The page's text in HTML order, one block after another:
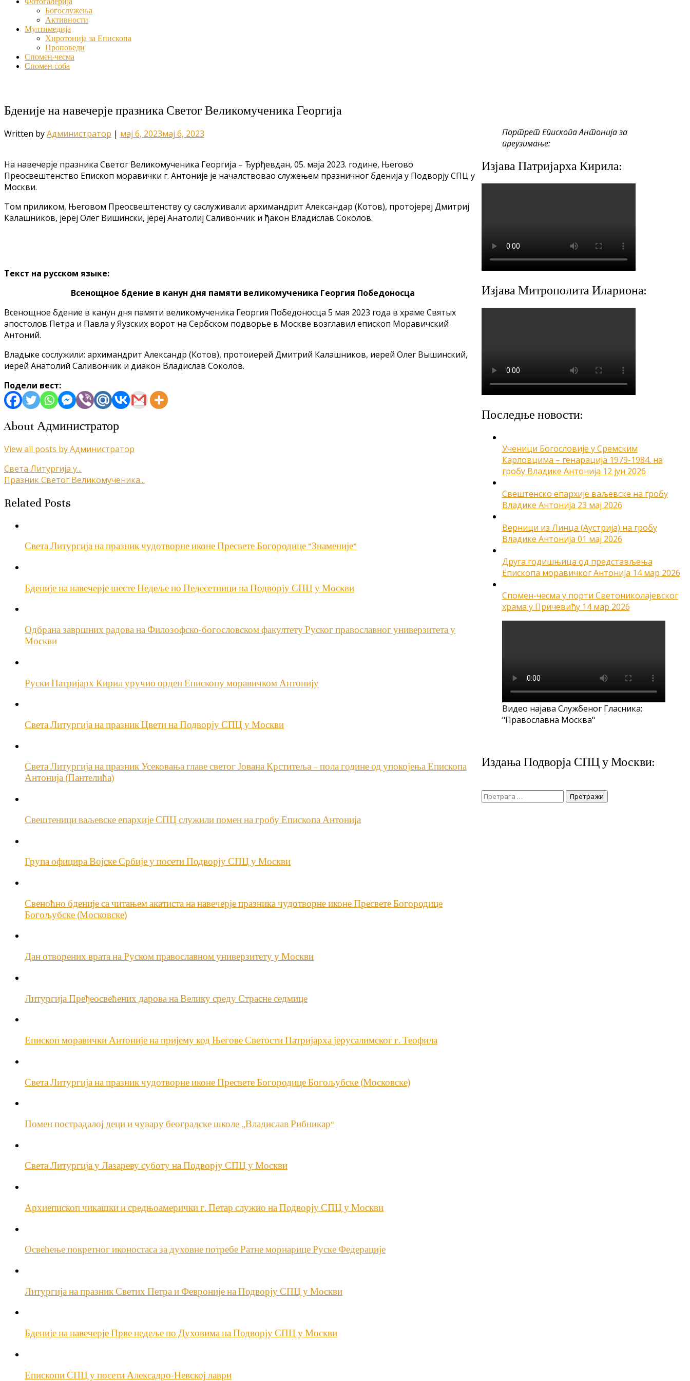
Богослужења
Активности
Мултимедија
Хиротонија за Епископа
Проповеди
Спомен-чесма
Спомен-соба
Бденије на навечерје празника Светог Великомученика Георгија
Written byАдминистратор | мај 6, 2023мај 6, 2023
На навечерје празника Светог Великомученика Георгија – Ђурђевдан, 05. маја 2023. године, Његово
Преосвештенство Епископ моравички г. Антоније је началствовао служењем празничног бденија у Подворју СПЦ у
Москви.
Том приликом, Његовом Преосвештенству су саслуживали: архимандрит Александар (Котов), протојереј Дмитриј
Калашников, јереј Олег Вишински, јереј Анатолиј Саливончик и ђакон Владислав Соколов.
Текст на русском языке:
Всенощное бдение в канун дня памяти великомученика Георгия Победоносца
Всенощное бдение в канун дня памяти великомученика Георгия Победоносца 5 мая 2023 года в храме Святых
апостолов Петра и Павла у Яузских ворот на Сербском подворье в Москве возглавил епископ Моравичский
Антоний.
Владыке сослужили: архимандрит Александр (Котов), протоиерей Дмитрий Калашников, иерей Олег Вышинский,
иерей Анатолий Саливончик и диакон Владислав Соколов.
Подели вест:
About Администратор
View all posts by Администратор
Кретање
чланка
Света Литургија у...
Празник Светог Великомученика...
Related Posts
Света Литургија на празник чудотворне иконе Пресвете Богородице ”Знаменије”
Бденије на навечерје шесте Недеље по Педесетници на Подворју СПЦ у Москви
Одбрана завршних радова на Филозофско-богословском факултету Руског православног универзитета у
Москви
Руски Патријарх Кирил уручио орден Епископу моравичком Антонију
Света Литургија на празник Цвети на Подворју СПЦ у Москви
Света Литургија на празник Усековања главе светог Јована Крститеља – пола године од упокојења Епископа
Антонија (Пантелића)
Свештеници ваљевске епархије СПЦ служили помен на гробу Епископа Антонија
Група официра Војске Србије у посети Подворју СПЦ у Москви
Свеноћно бденије са читањем акатиста на навечерје празника чудотворне иконе Пресвете Богородице
Богољубске (Московске)
Дан отворених врата на Руском православном универзитету у Москви
Литургија Пређеосвећених дарова на Велику среду Страсне седмице
Епископ моравички Антоније на пријему код Његове Светости Патријарха јерусалимског г. Теофила
Света Литургија на празник чудотворне иконе Пресвете Богородице Богољубске (Московске)
Помен пострадалој деци и чувару београдске школе „Владислав Рибникар“
Света Литургија у Лазареву суботу на Подворју СПЦ у Москви
Архиепископ чикашки и средњоамерички г. Петар служио на Подворју СПЦ у Москви
Освећење покретног иконостаса за духовне потребе Ратне морнарице Руске Федерације
Литургија на празник Светих Петра и Февроније на Подворју СПЦ у Москви
Бденије на навечерје Прве недеље по Духовима на Подворју СПЦ у Москви
Епископи СПЦ у посети Алексадро-Невској лаври
Портрет Епископа Антонија за
преузимање:
Изјава Патријарха Кирила:
Изјава Митрополита Илариона:
Последње новости:
Ученици Богословије у Сремским
Карловцима – генарација 1979-1984. на
гробу Владике Антонија 12 јун 2026
Свештенско епархије ваљевске на гробу
Владике Антонија 23 мај 2026
Верници из Линца (Аустрија) на гробу
Владике Антонија 01 мај 2026
Друга годишњица од представљења
Епископа моравичког Антонија 14 мар 2026
Спомен-чесма у порти Светониколајевског
храма у Причевићу 14 мар 2026
Видео најава Службеног Гласника:
"Православна Москва"
Издања Подворја СПЦ у Москви:
Претрага